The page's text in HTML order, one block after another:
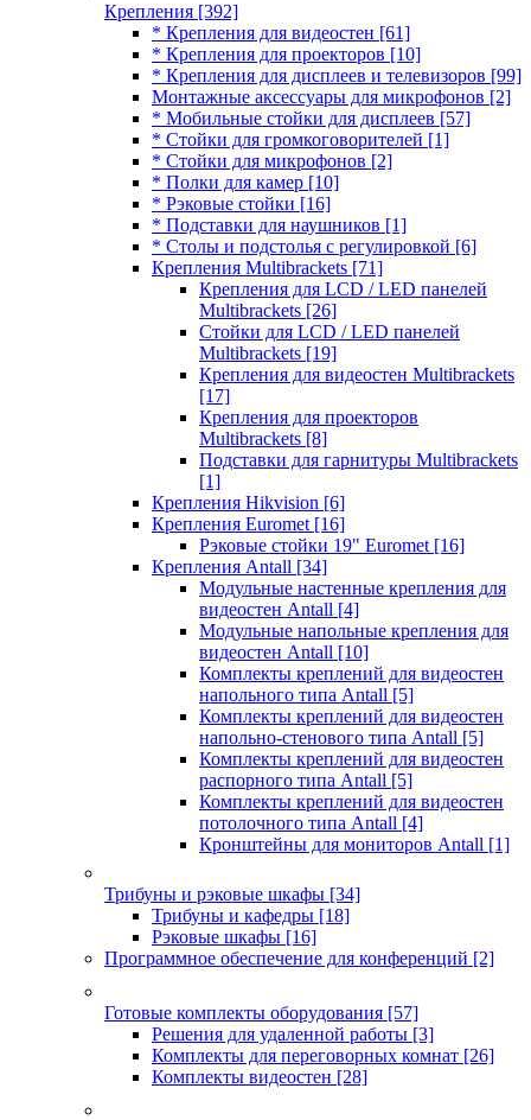
Крепления [392]
* Крепления для видеостен [61]
* Крепления для проекторов [10]
* Крепления для дисплеев и телевизоров [99]
Монтажные аксессуары для микрофонов [2]
* Мобильные стойки для дисплеев [57]
* Стойки для громкоговорителей [1]
* Стойки для микрофонов [2]
* Полки для камер [10]
* Рэковые стойки [16]
* Подставки для наушников [1]
* Столы и подстолья с регулировкой [6]
Крепления Multibrackets [71]
Крепления для LCD / LED панелей
Multibrackets [26]
Стойки для LCD / LED панелей
Multibrackets [19]
Крепления для видеостен Multibrackets
[17]
Крепления для проекторов
Multibrackets [8]
Подставки для гарнитуры Multibrackets
[1]
Крепления Hikvision [6]
Крепления Euromet [16]
Рэковые стойки 19" Euromet [16]
Крепления Antall [34]
Модульные настенные крепления для
видеостен Antall [4]
Модульные напольные крепления для
видеостен Antall [10]
Комплекты креплений для видеостен
напольного типа Antall [5]
Комплекты креплений для видеостен
напольно-стенового типа Antall [5]
Комплекты креплений для видеостен
распорного типа Antall [5]
Комплекты креплений для видеостен
потолочного типа Antall [4]
Кронштейны для мониторов Antall [1]
Трибуны и рэковые шкафы [34]
Трибуны и кафедры [18]
Рэковые шкафы [16]
Программное обеспечение для конференций [2]
Готовые комплекты оборудования [57]
Решения для удаленной работы [3]
Комплекты для переговорных комнат [26]
Комплекты видеостен [28]